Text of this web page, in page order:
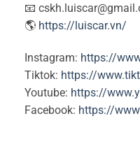
📧
🌎 https://luiscar.vn/
Instagram: https://
Tiktok: https://
Youtube: https://
Facebook: https://